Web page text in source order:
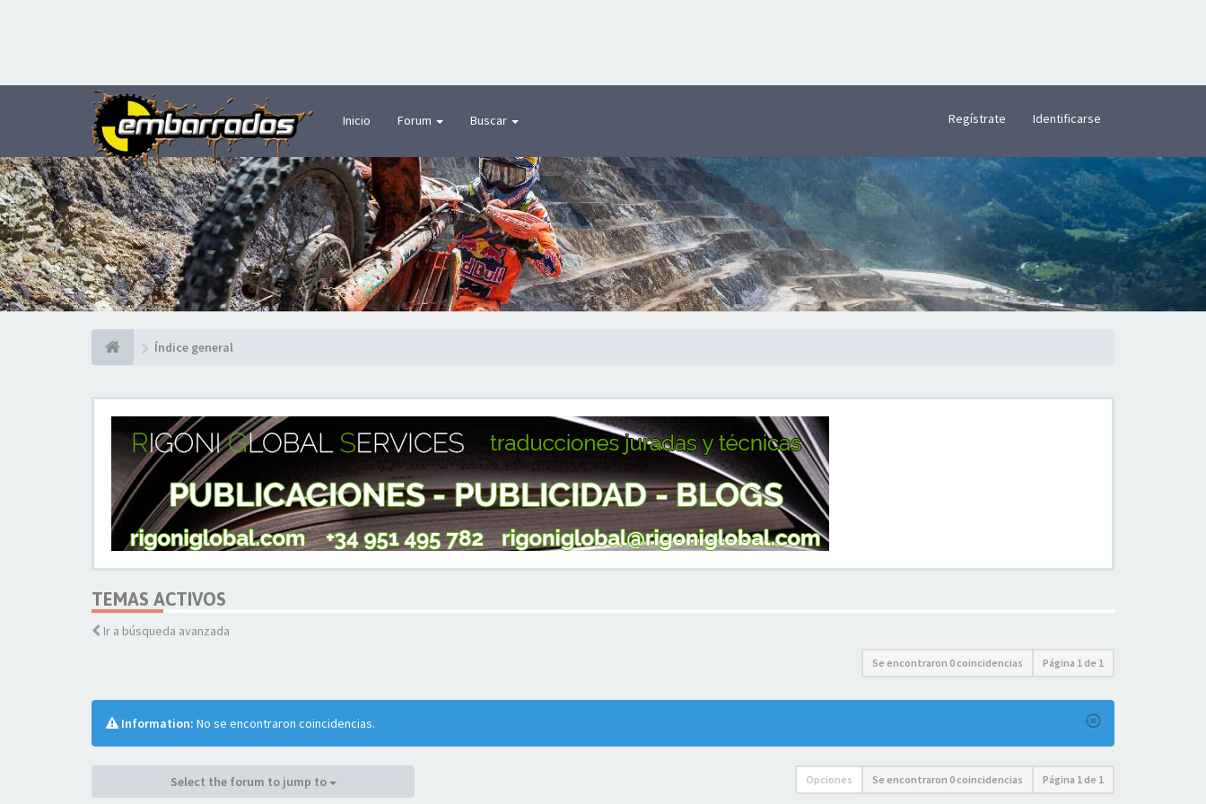
Inicio Forum Buscar Regístrate Identificarse
Índice general
TEMAS ACTIVOS
Ir a búsqueda avanzada
Se encontraron 0 coincidencias Página 1 de 1
Information: No se encontraron coincidencias.
Opciones Se encontraron 0 coincidencias Página 1 de 1
Select the forum to jump to